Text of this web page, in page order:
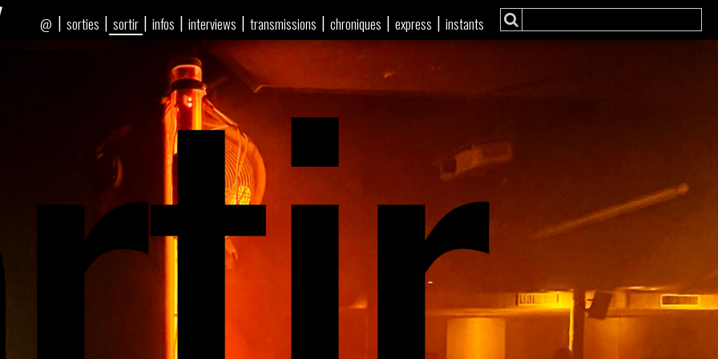
| sorties | sortir | infos | interviews | transmissions | chroniques | express | instants
@